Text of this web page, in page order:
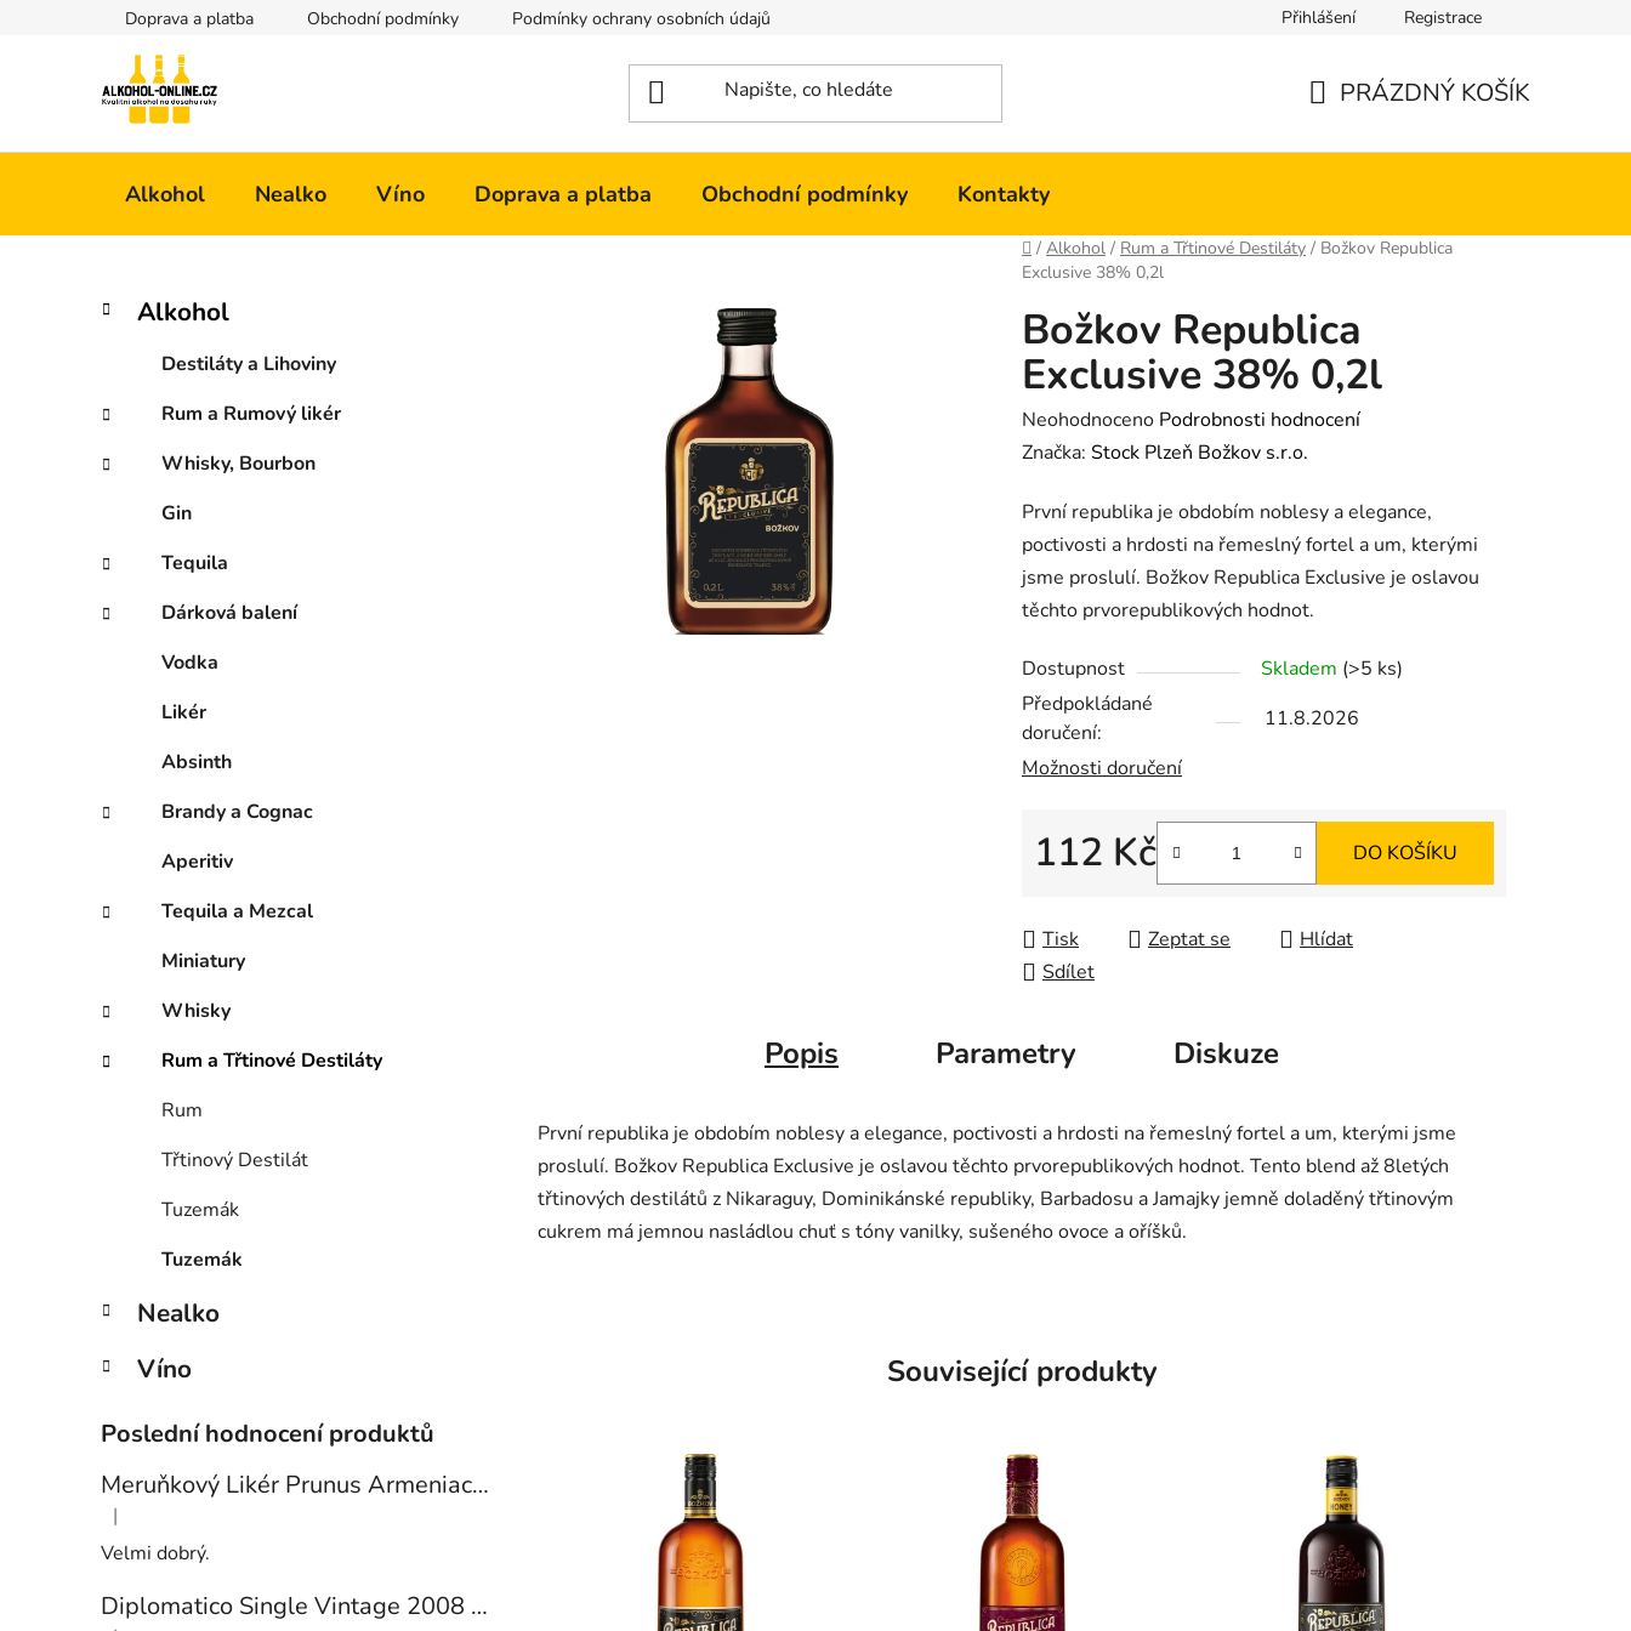
Doprava a platba Obchodní podmínky Podmínky ochrany osobních údajů Přihlášení Registrace
PRÁZDNÝ KOŠÍK
Alkohol Nealko Víno Doprava a platba Obchodní podmínky Kontakty
Domů
/ Alkohol / Rum a Třtinové Destiláty / Božkov Republica
Exclusive 38% 0,2l
P
r
a
í
p
a
Přeskočit
kategorie
K
a
g
o
r
Alkohol
Destiláty a Lihoviny
Rum a Rumový likér
Whisky, Bourbon
Gin
Tequila
Dárková balení
Vodka
Likér
Absinth
Brandy a Cognac
Aperitiv
Tequila a Mezcal
Miniatury
Whisky
Rum a Třtinové Destiláty
Rum
Třtinový Destilát
Tuzemák
Tuzemák
Nealko
Víno
Poslední hodnocení produktů
Meruňkový Likér Prunus Armeniaca 24% 0,7l
Hodnocení produktu je 5 z 5 hvězdiček.
|
Velmi dobrý.
Diplomatico Single Vintage 2008 43% 0,7l
Božkov Republica
Exclusive 38% 0,2l
Průměrné
hodnocení
je
0,0
z
5
Neohodnoceno Podrobnosti hodnocení
Značka: Stock Plzeň Božkov s.r.o.
První republika je obdobím noblesy a elegance,
poctivosti a hrdosti na řemeslný fortel a um, kterými
jsme proslulí. Božkov Republica Exclusive je oslavou
těchto prvorepublikových hodnot.
Dostupnost Skladem (>5 ks)
Předpokládané
doručení:
11.8.2026
Možnosti doručení
112 Kč DO KOŠÍKU
Tisk Zeptat se
Hlídat
Sdílet
Popis Parametry Diskuze
První republika je obdobím noblesy a elegance, poctivosti a hrdosti na řemeslný fortel a um, kterými jsme
proslulí. Božkov Republica Exclusive je oslavou těchto prvorepublikových hodnot. Tento blend až 8letých
třtinových destilátů z Nikaraguy, Dominikánské republiky, Barbadosu a Jamajky jemně doladěný třtinovým
cukrem má jemnou nasládlou chuť s tóny vanilky, sušeného ovoce a oříšků.
Související produkty